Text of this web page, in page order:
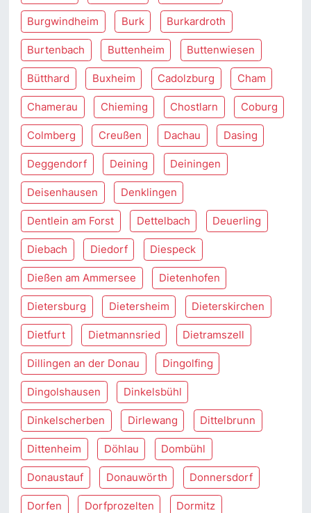
Burgwindheim Burk Burkardroth
Burtenbach Buttenheim Buttenwiesen
Bütthard Buxheim Cadolzburg Cham
Chamerau Chieming Chostlarn Coburg
Colmberg Creußen Dachau Dasing
Deggendorf Deining Deiningen
Deisenhausen Denklingen
Dentlein am Forst Dettelbach Deuerling
Diebach Diedorf Diespeck
Dießen am Ammersee Dietenhofen
Dietersburg Dietersheim Dieterskirchen
Dietfurt Dietmannsried Dietramszell
Dillingen an der Donau Dingolfing
Dingolshausen Dinkelsbühl
Dinkelscherben Dirlewang Dittelbrunn
Dittenheim Döhlau Dombühl
Donaustauf Donauwörth Donnersdorf
Dorfen Dorfprozelten Dormitz